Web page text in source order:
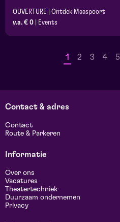
OUVERTURE | Ontdek Maaspoort
v.a. € 0
Events
1 2 3 4 5
Contact & adres
Contact
Route & Parkeren
Informatie
Over ons
Vacatures
Theatertechniek
Duurzaam ondernemen
Privacy